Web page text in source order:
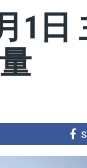
1日